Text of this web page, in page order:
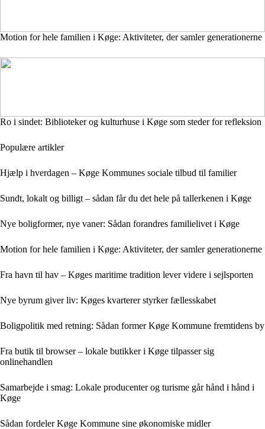
Motion for hele familien i Køge: Aktiviteter, der samler generationerne
Ro i sindet: Biblioteker og kulturhuse i Køge som steder for refleksion
Populære artikler
Hjælp i hverdagen – Køge Kommunes sociale tilbud til familier
Sundt, lokalt og billigt – sådan får du det hele på tallerkenen i Køge
Nye boligformer, nye vaner: Sådan forandres familielivet i Køge
Motion for hele familien i Køge: Aktiviteter, der samler generationerne
Fra havn til hav – Køges maritime tradition lever videre i sejlsporten
Nye byrum giver liv: Køges kvarterer styrker fællesskabet
Boligpolitik med retning: Sådan former Køge Kommune fremtidens by
Fra butik til browser – lokale butikker i Køge tilpasser sig
onlinehandlen
Samarbejde i smag: Lokale producenter og turisme går hånd i hånd i
Køge
Sådan fordeler Køge Kommune sine økonomiske midler